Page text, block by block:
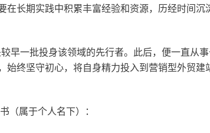
长期实践中积累丰富经验和资源，历经时间
早一批投身该领域的先行者。此后，便一直从
终坚守初心，将自身精力投入到营销型外贸
属于个人名下）：